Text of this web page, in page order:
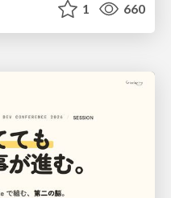
1 660